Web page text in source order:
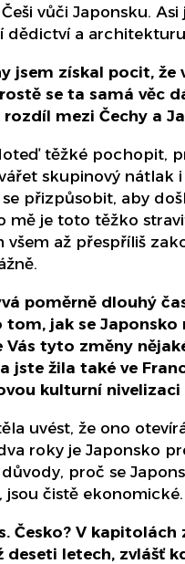
vůči Japonsku.
dědictví a
jsem získal pocit,
se ta samá věc
rozdíl mezi Čechy a
těžké pochopit,
skupinový
se přizpůsobit, aby
mě je toto těžko
všem až přespříliš
poměrně dlouhý
tom, jak se
tyto změny
jste žila také ve
kulturní nivelizaci
uvést, že ono
roky je Japonsko
proč se
jsou čistě ekonomické.
Česko? V
deseti letech, zvlášť